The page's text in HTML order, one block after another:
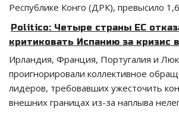
Республике Конго (ДРК), превысило
Politico: Четыре страны ЕС
критиковать Испанию за кризис
Ирландия, Франция, Португалия и
проигнорировали коллективное
лидеров, требовавших ужесточить
внешних границах из-за наплыва